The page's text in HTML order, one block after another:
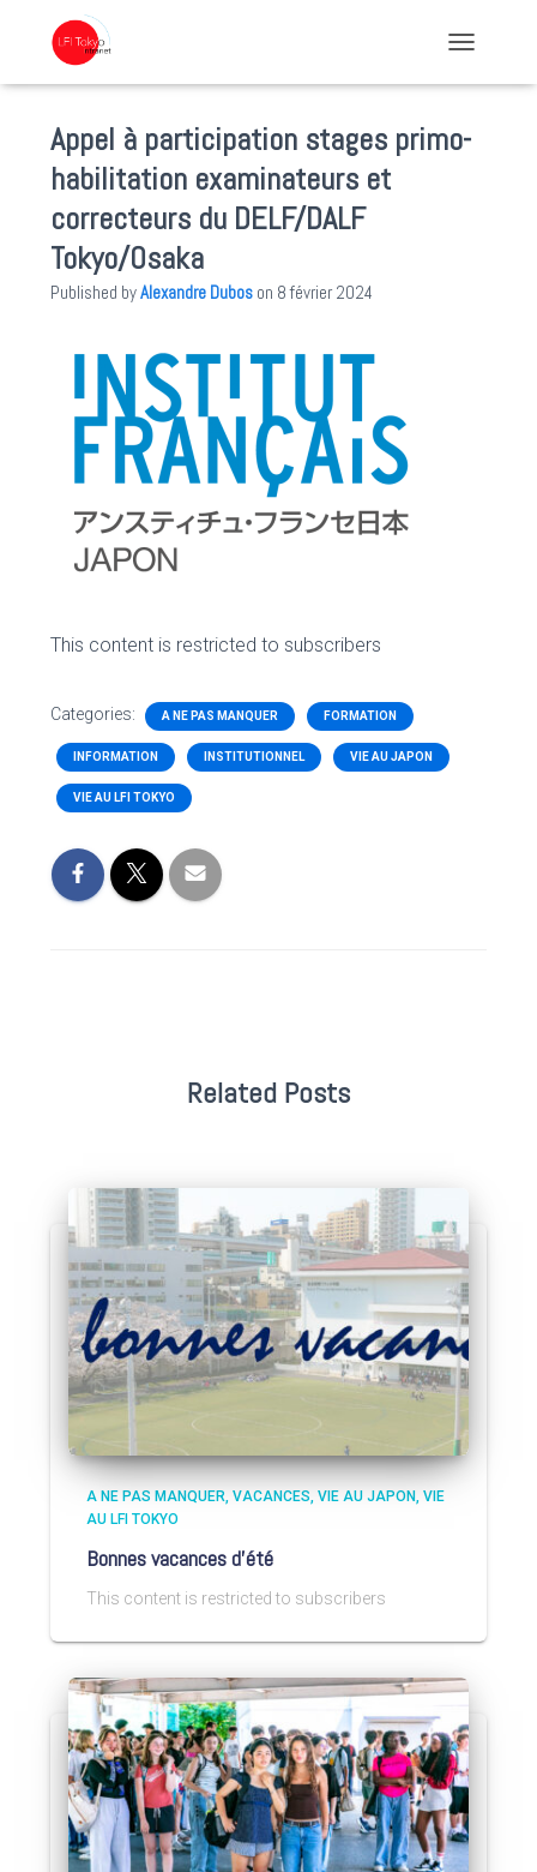
Appel à participation stages primo-
habilitation examinateurs et
correcteurs du DELF/DALF
Tokyo/Osaka
Published byAlexandre Dubos on 8 février 2024
This content is restricted to subscribers
Categories: A NE PAS MANQUER FORMATION
INFORMATION INSTITUTIONNEL VIE AU JAPON
VIE AU LFI TOKYO
Related Posts
A NE PAS MANQUER VACANCES VIE AU JAPON VIE
AU LFI TOKYO
Bonnes vacances d’été
This content is restricted to subscribers